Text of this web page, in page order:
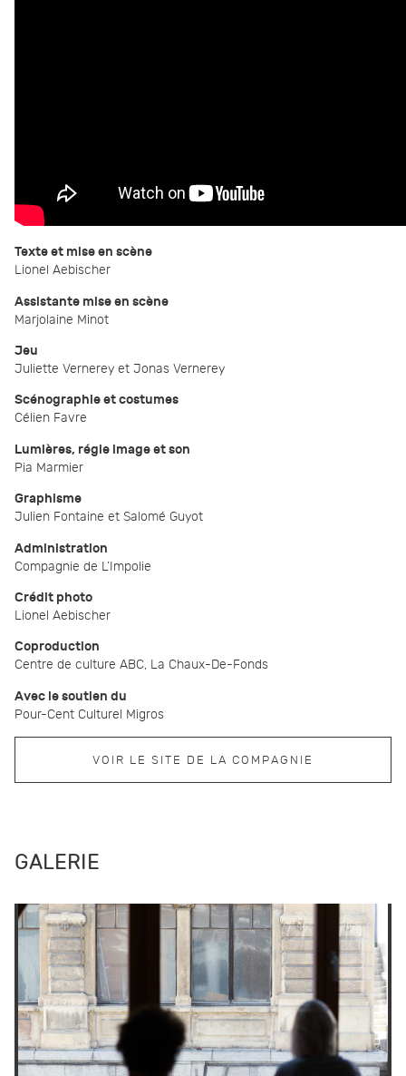
Texte et mise en scène
Lionel Aebischer
Assistante mise en scène
Marjolaine Minot
Jeu
Juliette Vernerey et Jonas Vernerey
Scénographie et costumes
Célien Favre
Lumières, régie image et son
Pia Marmier
Graphisme
Julien Fontaine et Salomé Guyot
Administration
Compagnie de L’Impolie
Crédit photo
Lionel Aebischer
Coproduction
Centre de culture ABC, La Chaux-De-Fonds
Avec le soutien du
Pour-Cent Culturel Migros
VOIR LE SITE DE LA COMPAGNIE
GALERIE